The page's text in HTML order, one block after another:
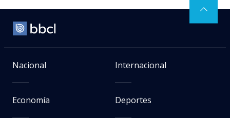
Nacional Internacional
Economía Deportes